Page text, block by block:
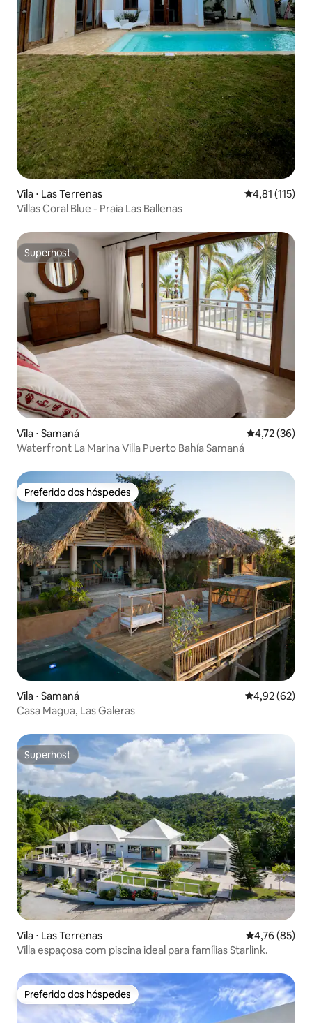
Vila ⋅ Las Terrenas 4,81 de uma
4,81 (115)
Villas Coral Blue - Praia Las Ballenas
Superhost
Superhost
Vila ⋅ Samaná 4,72 de uma
4,72 (36)
Waterfront La Marina Villa Puerto Bahía Samaná
Preferido dos hóspedes
Preferido dos hóspedes
Vila ⋅ Samaná 4,92 de uma
4,92 (62)
Casa Magua, Las Galeras
Superhost
Superhost
Vila ⋅ Las Terrenas 4,76 de uma
4,76 (85)
Villa espaçosa com piscina ideal para famílias Starlink.
Preferido dos hóspedes
Preferido dos hóspedes